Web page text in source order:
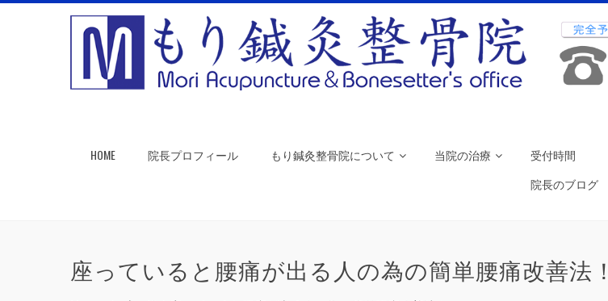
HOME 院長プロフィール もり鍼灸整骨院について 当院の治療 受付時間
院長のブログ
座っていると腰痛が出る人の為の簡単腰痛改善法！